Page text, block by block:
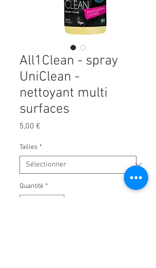
All1Clean - spray
UniClean -
nettoyant multi
surfaces
5,00 €
Tailles *
Quantité *